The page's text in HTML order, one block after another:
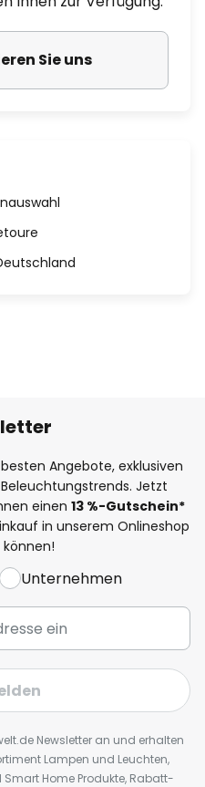
Sie uns
Angebote, exklusiven
Jetzt
einen 13 %-Gutschein*
in unserem Onlineshop
Unternehmen
Newsletter an und erhalten
Lampen und Leuchten,
Home Produkte, Rabatt-